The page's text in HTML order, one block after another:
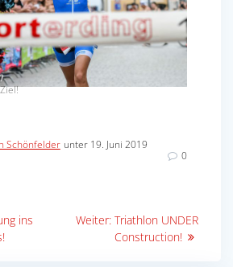
Schönfelder unter 19. Juni 2019
0
ins
Weiter: Nächster
Beitrag:
Triathlon UNDER
Construction!